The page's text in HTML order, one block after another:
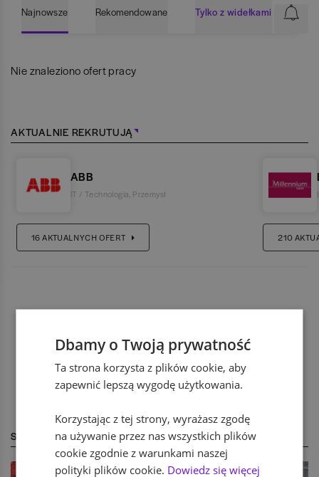
Najnowsze Rekomendowane Tylko z widełkami
Nie znaleziono ofert pracy
AKTUALNIE REKRUTUJĄ
ABB
IT / Technologia Przemysł
16AKTUALNYCH OFERT 210
STREFA EKSPERTA
Dbamy o Twoją prywatność
Ta strona korzysta z plików cookie, aby
zapewnić lepszą wygodę użytkowania.
Korzystając z tej strony, wyrażasz zgodę
na używanie przez nas wszystkich plików
cookie zgodnie z warunkami naszej
polityki plików cookie. Dowiedz się więcej